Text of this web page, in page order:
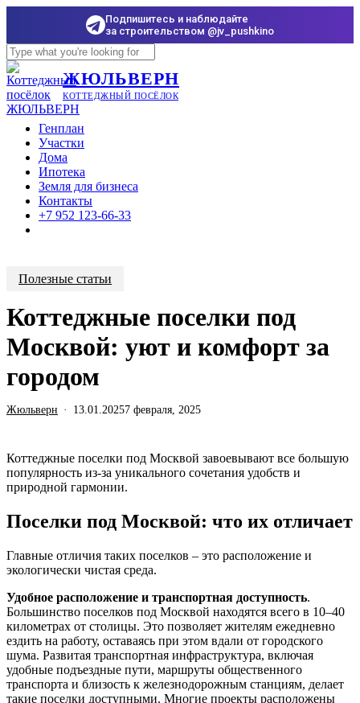
Подпишитесь и наблюдайте
за строительством @jv_pushkino
Skip
to
main
content
Close
Search
ЖЮЛЬВЕРН
КОТТЕДЖНЫЙ ПОСЁЛОК
Menu
Генплан
Участки
Дома
Ипотека
Земля для бизнеса
Контакты
+7 952 123-66-33
Полезные статьи
Коттеджные поселки под
Москвой: уют и комфорт за
городом
Жюльверн 13.01.20257 февраля, 2025
Коттеджные поселки под Москвой завоевывают все большую
популярность из-за уникального сочетания удобств и
природной гармонии.
Поселки под Москвой: что их отличает
Главные отличия таких поселков – это расположение и
экологически чистая среда.
Удобное расположение и транспортная доступность.
Большинство поселков под Москвой находятся всего в 10–40
километрах от столицы. Это позволяет жителям ежедневно
ездить на работу, оставаясь при этом вдали от городского
шума. Развитая транспортная инфраструктура, включая
удобные подъездные пути, маршруты общественного
транспорта и близость к железнодорожным станциям, делает
такие поселки доступными. Многие проекты расположены